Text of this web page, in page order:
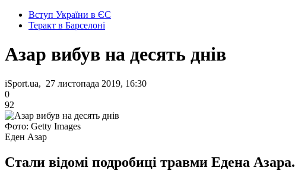
Вступ України в ЄС
Теракт в Барселоні
Азар вибув на десять днів
iSport.ua, 27 листопада 2019, 16:30
0
92
Фото: Getty Images
Еден Азар
Стали відомі подробиці травми Едена Азара.